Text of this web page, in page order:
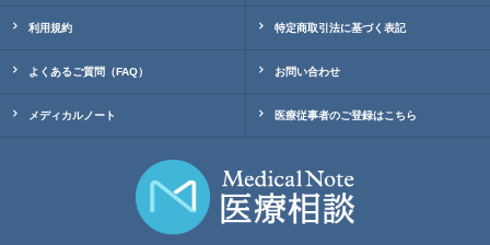
利用規約 特定商取引法に基づく表記
よくあるご質問（FAQ） お問い合わせ
メディカルノート 医療従事者のご登録はこちら